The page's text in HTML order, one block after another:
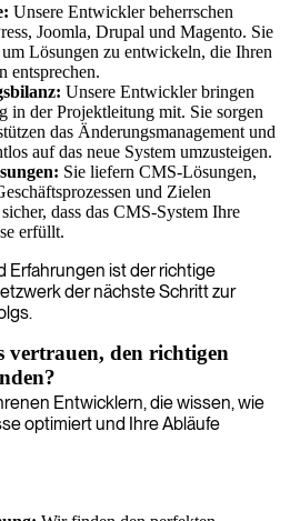
Unsere Entwickler beherrschen
Joomla, Drupal und Magento. Sie
Lösungen zu entwickeln, die Ihren
entsprechen.
Unsere Entwickler bringen
in der Projektleitung mit. Sie sorgen
das Änderungsmanagement und
auf das neue System umzusteigen.
Sie liefern CMS-Lösungen,
und Zielen
dass das CMS-System Ihre
erfüllt.
Erfahrungen ist der richtige
der nächste Schritt zur
vertrauen, den richtigen
Entwicklern, die wissen, wie
optimiert und Ihre Abläufe